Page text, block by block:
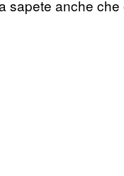
sapete anche che